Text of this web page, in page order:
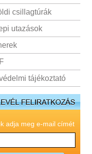
csillagtúrák
utazások
tájékoztató
adja meg e-mail címét